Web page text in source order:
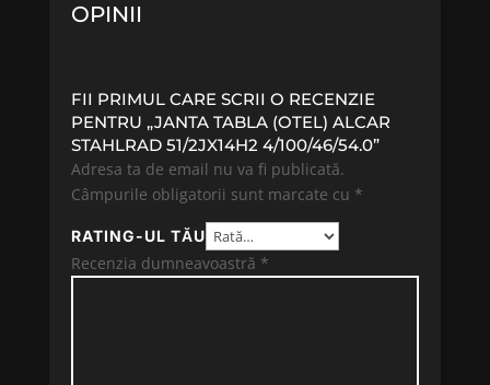
OPINII
FII PRIMUL CARE SCRII O RECENZIE
PENTRU „JANTA TABLA (OTEL) ALCAR
STAHLRAD 51/2JX14H2 4/100/46/54.0”
Adresa ta de email nu va fi publicată.
Câmpurile obligatorii sunt marcate cu *
RATING-UL TĂU
Recenzia dumneavoastră *